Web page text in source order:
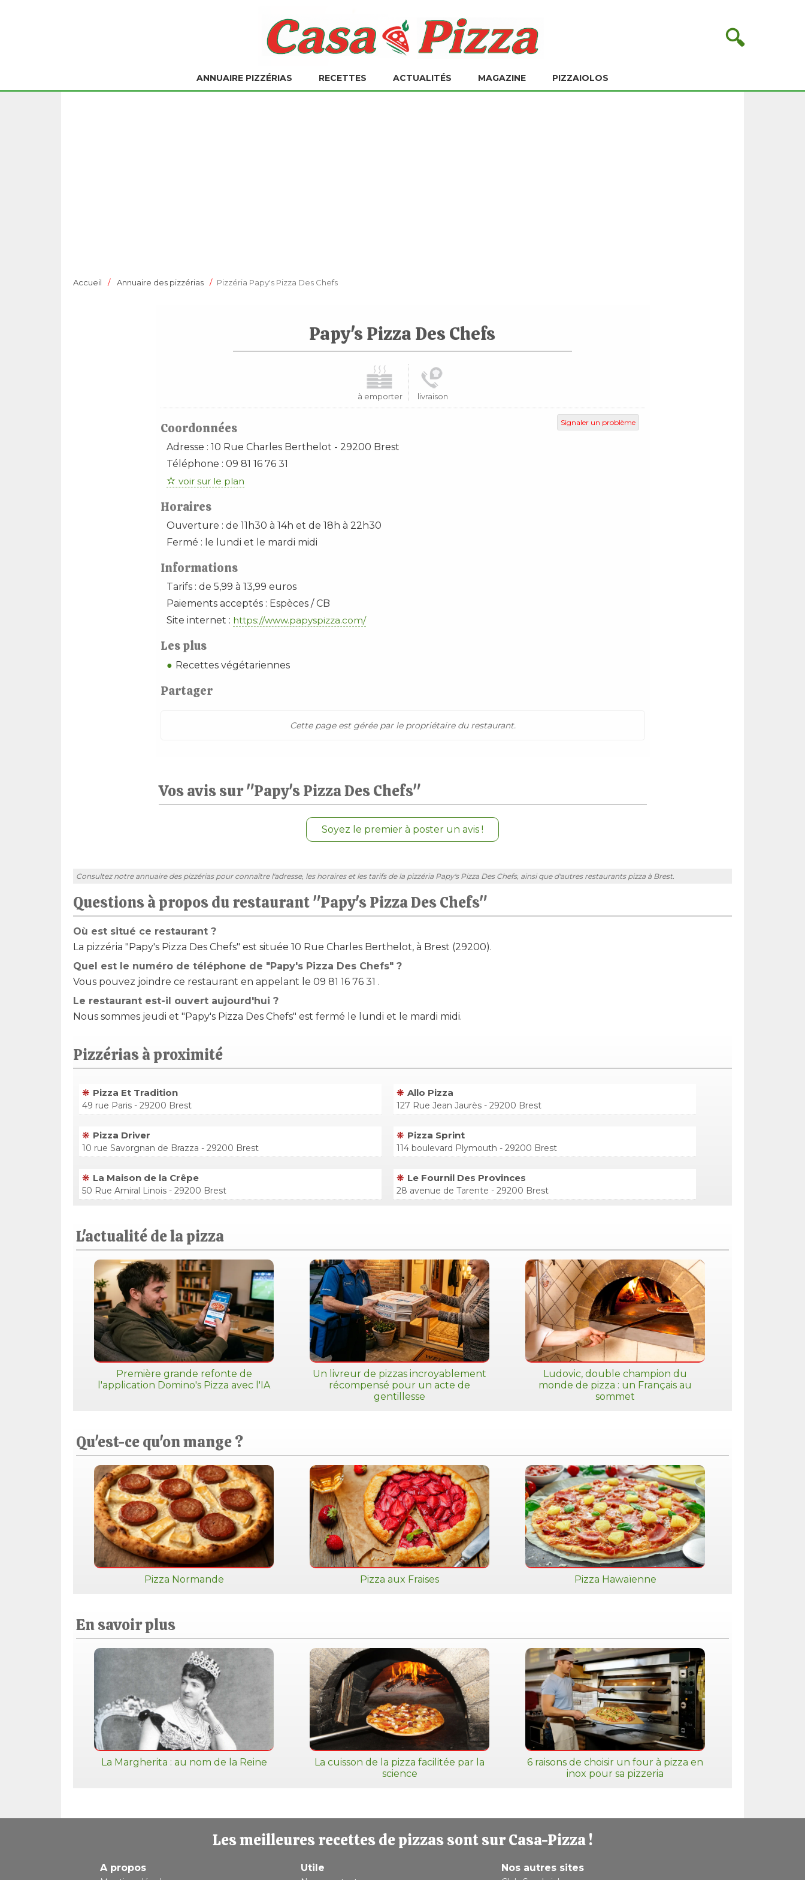
🔍
ANNUAIRE PIZZÉRIAS RECETTES ACTUALITÉS MAGAZINE PIZZAIOLOS
Accueil Annuaire des pizzérias Pizzéria Papy's Pizza Des Chefs
Papy's Pizza Des Chefs
à emporter livraison
Signaler un problème
Coordonnées
Adresse : 10 Rue Charles Berthelot - 29200 Brest
Téléphone : 09 81 16 76 31
voir sur le plan
Horaires
Ouverture : de 11h30 à 14h et de 18h à 22h30
Fermé : le lundi et le mardi midi
Informations
Tarifs : de 5,99 à 13,99 euros
Paiements acceptés : Espèces / CB
Site internet : https://www.papyspizza.com/
Les plus
Recettes végétariennes
Partager
Cette page est gérée par le propriétaire du restaurant.
Vos avis sur "Papy's Pizza Des Chefs"
Soyez le premier à poster un avis !
Consultez notre annuaire des pizzérias pour connaître l'adresse, les horaires et les tarifs de la pizzéria Papy's Pizza Des Chefs, ainsi que d'autres restaurants pizza à Brest.
Questions à propos du restaurant "Papy's Pizza Des Chefs"
Où est situé ce restaurant ?
La pizzéria "Papy's Pizza Des Chefs" est située 10 Rue Charles Berthelot, à Brest (29200).
Quel est le numéro de téléphone de "Papy's Pizza Des Chefs" ?
Vous pouvez joindre ce restaurant en appelant le 09 81 16 76 31 .
Le restaurant est-il ouvert aujourd'hui ?
Nous sommes jeudi et "Papy's Pizza Des Chefs" est fermé le lundi et le mardi midi.
Pizzérias à proximité
Pizza Et Tradition
49 rue Paris - 29200 Brest
Allo Pizza
127 Rue Jean Jaurès - 29200 Brest
Pizza Driver
10 rue Savorgnan de Brazza - 29200 Brest
Pizza Sprint
114 boulevard Plymouth - 29200 Brest
La Maison de la Crêpe
50 Rue Amiral Linois - 29200 Brest
Le Fournil Des Provinces
28 avenue de Tarente - 29200 Brest
L'actualité de la pizza
Première grande refonte de
l'application Domino's Pizza avec l'IA
Un livreur de pizzas incroyablement
récompensé pour un acte de
gentillesse
Ludovic, double champion du
monde de pizza : un Français au
sommet
Qu'est-ce qu'on mange ?
Pizza Normande Pizza aux Fraises Pizza Hawaïenne
En savoir plus
La Margherita : au nom de la Reine
La cuisson de la pizza facilitée par la
science
6 raisons de choisir un four à pizza en
inox pour sa pizzeria
Les meilleures recettes de pizzas sont sur Casa-Pizza !
A propos Utile Nos autres sites